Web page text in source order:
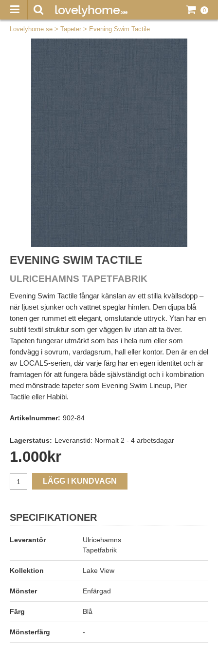
0
Lovelyhome.se > Tapeter > Evening Swim Tactile
EVENING SWIM TACTILE
ULRICEHAMNS TAPETFABRIK
Evening Swim Tactile fångar känslan av ett stilla kvällsdopp –
när ljuset sjunker och vattnet speglar himlen. Den djupa blå
tonen ger rummet ett elegant, omslutande uttryck. Ytan har en
subtil textil struktur som ger väggen liv utan att ta över.
Tapeten fungerar utmärkt som bas i hela rum eller som
fondvägg i sovrum, vardagsrum, hall eller kontor. Den är en del
av LOCALS-serien, där varje färg har en egen identitet och är
framtagen för att fungera både självständigt och i kombination
med mönstrade tapeter som Evening Swim Lineup, Pier
Tactile eller Habibi.
Artikelnummer: 902-84
Lagerstatus: Leveranstid: Normalt 2 - 4 arbetsdagar
1.000 kr
LÄGG I KUNDVAGN
SPECIFIKATIONER
Leverantör
Ulricehamns
Tapetfabrik
Kollektion Lake View
Mönster Enfärgad
Färg Blå
Mönsterfärg -